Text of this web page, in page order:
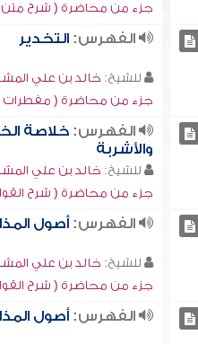
جزء من محاضرة ( شرح متن
الفهرس: التخدير
للشيخ: خالد بن علي
جزء من محاضرة ( مفطرات
الفهرس: خلاصة
والأشربة
للشيخ: خالد بن علي
جزء من محاضرة ( شرح القواعد
الفهرس: أصول
للشيخ: خالد بن علي
جزء من محاضرة ( شرح القواعد
الفهرس: أصول